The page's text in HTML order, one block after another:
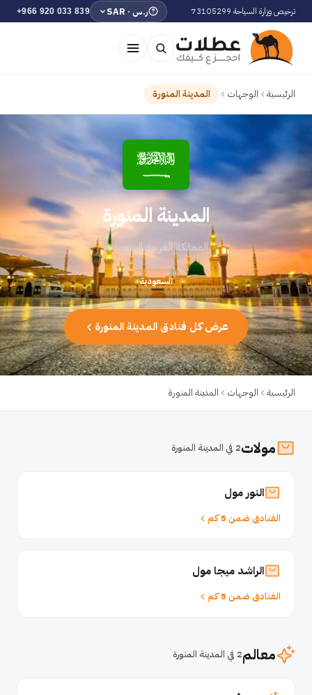
ترخيص وزارة السياحة 73105299 ر.س · SAR +966 920 033 839
الرئيسية الوجهات المدينة المنورة
المدينة المنورة
المملكة العربية السعودية
السعودية
عرض كل فنادق المدينة المنورة
الرئيسية الوجهات المدينة المنورة
مولات2 في المدينة المنورة
النور مول
الفنادق ضمن 5 كم
الراشد ميجا مول
الفنادق ضمن 5 كم
معالم2 في المدينة المنورة